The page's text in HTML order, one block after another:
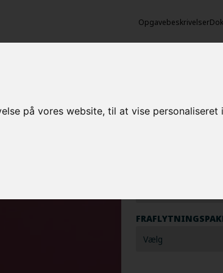
på vores website, til at vise personaliseret
Opgavebeskrivelser
MALEROPGAVER -